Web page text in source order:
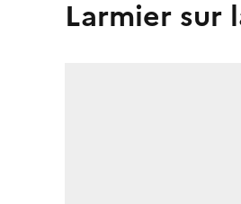
Larmier